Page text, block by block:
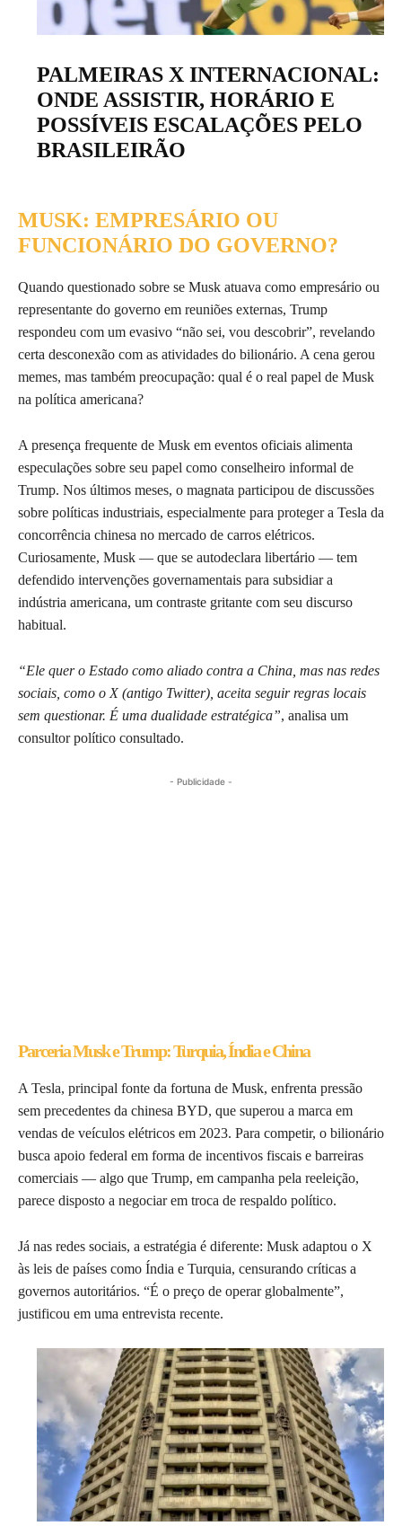
PALMEIRAS X INTERNACIONAL:
ONDE ASSISTIR, HORÁRIO E
POSSÍVEIS ESCALAÇÕES PELO
BRASILEIRÃO
MUSK: EMPRESÁRIO OU
FUNCIONÁRIO DO GOVERNO?
Quando questionado sobre se Musk atuava como empresário ou
representante do governo em reuniões externas, Trump
respondeu com um evasivo “não sei, vou descobrir”, revelando
certa desconexão com as atividades do bilionário. A cena gerou
memes, mas também preocupação: qual é o real papel de Musk
na política americana?
A presença frequente de Musk em eventos oficiais alimenta
especulações sobre seu papel como conselheiro informal de
Trump. Nos últimos meses, o magnata participou de discussões
sobre políticas industriais, especialmente para proteger a Tesla da
concorrência chinesa no mercado de carros elétricos.
Curiosamente, Musk — que se autodeclara libertário — tem
defendido intervenções governamentais para subsidiar a
indústria americana, um contraste gritante com seu discurso
habitual.
“Ele quer o Estado como aliado contra a China, mas nas redes
sociais, como o X (antigo Twitter), aceita seguir regras locais
sem questionar. É uma dualidade estratégica”, analisa um
consultor político consultado.
- Publicidade -
Parceria Musk e Trump: Turquia, Índia e China
A Tesla, principal fonte da fortuna de Musk, enfrenta pressão
sem precedentes da chinesa BYD, que superou a marca em
vendas de veículos elétricos em 2023. Para competir, o bilionário
busca apoio federal em forma de incentivos fiscais e barreiras
comerciais — algo que Trump, em campanha pela reeleição,
parece disposto a negociar em troca de respaldo político.
Já nas redes sociais, a estratégia é diferente: Musk adaptou o X
às leis de países como Índia e Turquia, censurando críticas a
governos autoritários. “É o preço de operar globalmente”,
justificou em uma entrevista recente.